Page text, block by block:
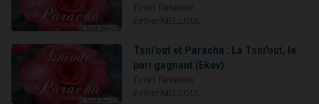
Tsni'out et Paracha : La Tsni'out, le
pari gagnant (Ekev)